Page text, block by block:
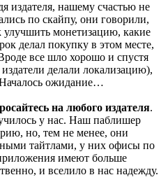
издателя, нашему счастью не
по скайпу, они говорили,
монетизацию, какие
делал покупку в этом месте,
все шло хорошо и спустя
делали локализацию),
ожидание…
на любого издателя.
у нас. Наш паблишер
но, тем не менее, они
тайтлами, у них офисы по
имеют больше
и вселило в нас надежду.